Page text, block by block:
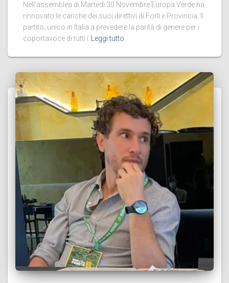
Nell’assemblea di Martedì 30 Novembre Europa Verde ha
rinnovato le cariche dei suoi direttivi di Forlì e Provincia. Il
partito, unico in Italia a prevedere la parità di genere per i
coportavoce di tutti i
Leggi tutto